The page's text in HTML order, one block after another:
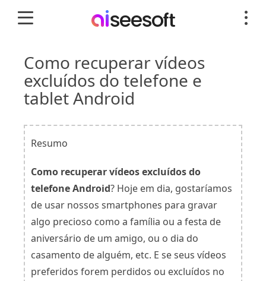
Como recuperar vídeos
excluídos do telefone e
tablet Android
Resumo
Como recuperar vídeos excluídos do
telefone Android? Hoje em dia, gostaríamos
de usar nossos smartphones para gravar
algo precioso como a família ou a festa de
aniversário de um amigo, ou o dia do
casamento de alguém, etc. E se seus vídeos
preferidos forem perdidos ou excluídos no